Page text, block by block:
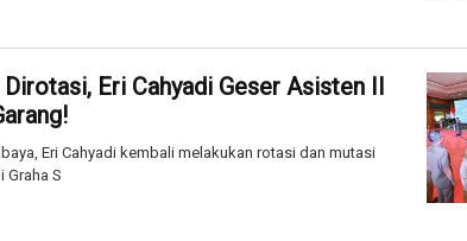
Eri Cahyadi Geser Asisten II
Eri Cahyadi kembali melakukan rotasi dan mutasi
Graha S